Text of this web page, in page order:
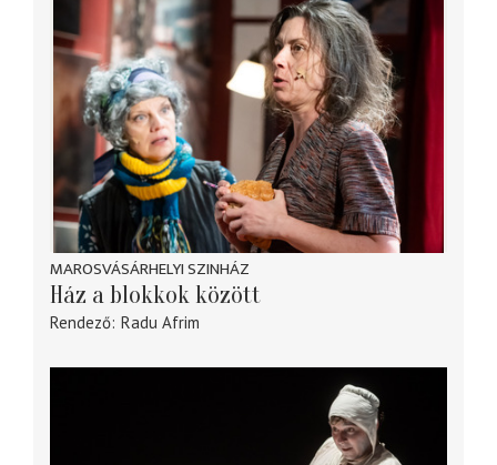
MAROSVÁSÁRHELYI SZINHÁZ
Ház a blokkok között
Rendező Radu Afrim